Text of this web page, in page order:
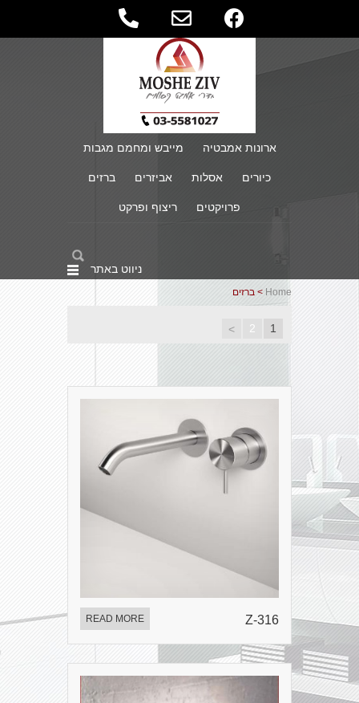
ארונות אמבטיה מייבש ומחמם מגבות
כיורים אסלות אביזרים ברזים
פרויקטים ריצוף ופרקט
ניווט באתר
Home > ברזים
1
2
>
Z-316
READ MORE